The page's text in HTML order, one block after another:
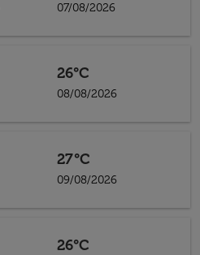
07/08/2026
26°C
08/08/2026
27°C
09/08/2026
26°C